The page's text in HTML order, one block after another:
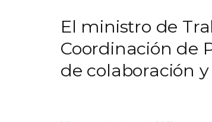
El ministro de
Coordinación de
de colaboración